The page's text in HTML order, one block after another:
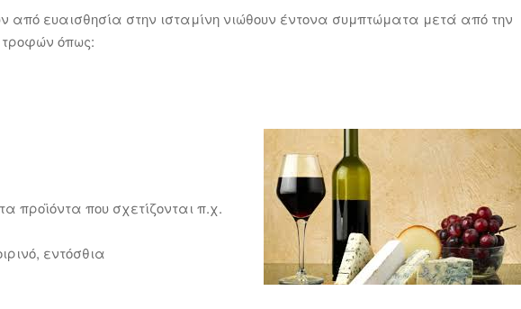
ευαισθησία στην ισταμίνη νιώθουν έντονα συμπτώματα μετά από την
όπως:
προϊόντα που σχετίζονται π.χ.
εντόσθια